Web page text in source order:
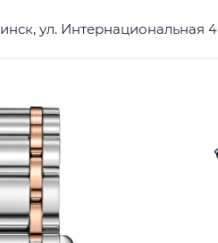
ул. Интернациональная 4